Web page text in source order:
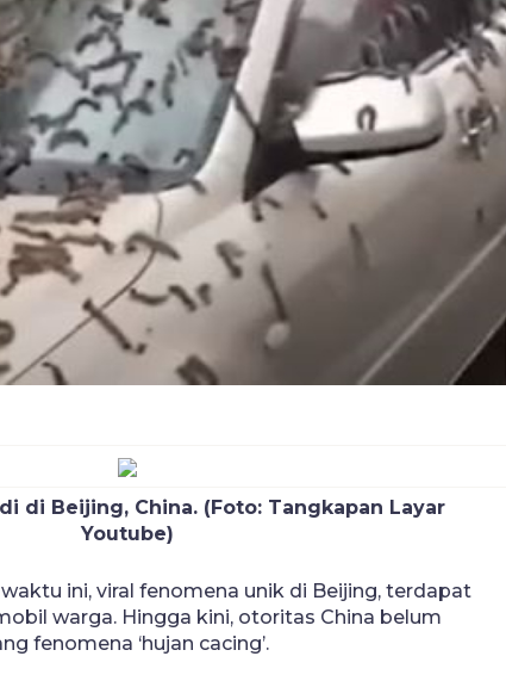
di Beijing, China. (Foto: Tangkapan Layar
Youtube)
ini, viral fenomena unik di Beijing, terdapat
warga. Hingga kini, otoritas China belum
fenomena ‘hujan cacing’.